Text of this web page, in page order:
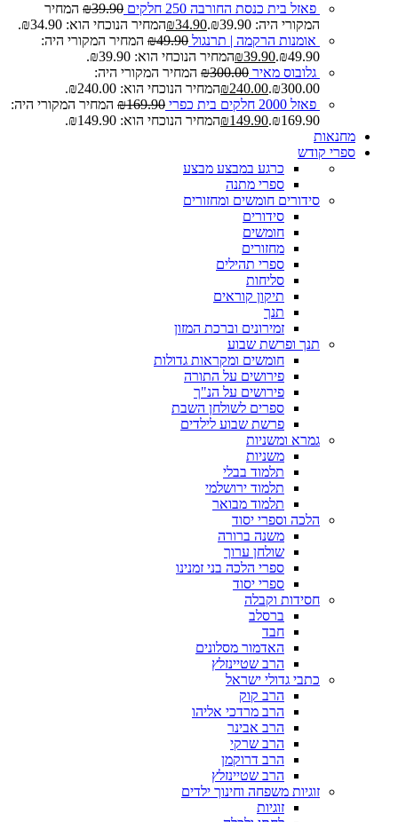
פאזל בית כנסת החורבה 250 חלקים ₪39.90
המחיר
המקורי היה: ₪39.90.
₪34.90
המחיר הנוכחי הוא: ₪34.90.
אומנות הרקמה | תרנגול
₪49.90
המחיר המקורי היה:
₪49.90.
₪39.90
המחיר הנוכחי הוא: ₪39.90.
גלובוס מאיר
₪300.00
המחיר המקורי היה:
₪300.00.
₪240.00
המחיר הנוכחי הוא: ₪240.00.
פאזל 2000 חלקים בית כפרי
₪169.90
המחיר המקורי היה:
₪169.90.
₪149.90
המחיר הנוכחי הוא: ₪149.90.
מחנאות
ספרי קודש
כרגע במבצע מבצע
ספרי מתנה
סידורים חומשים ומחזורים
סידורים
חומשים
מחזורים
ספרי תהילים
סליחות
תיקון קוראים
תנך
זמירונים וברכת המזון
תנך ופרשת שבוע
חומשים ומקראות גדולות
פירושים על התורה
פירושים על הנ"ך
ספרים לשולחן השבת
פרשת שבוע לילדים
גמרא ומשניות
משניות
תלמוד בבלי
תלמוד ירושלמי
תלמוד מבואר
הלכה וספרי יסוד
משנה ברורה
שולחן ערוך
ספרי הלכה בני זמנינו
ספרי יסוד
חסידות וקבלה
ברסלב
חבד
האדמור מסלונים
הרב שטיינזלץ
כתבי גדולי ישראל
הרב קוק
הרב מרדכי אליהו
הרב אבינר
הרב שרקי
הרב דרוקמן
הרב שטיינזלץ
זוגיות משפחה וחינוך ילדים
זוגיות